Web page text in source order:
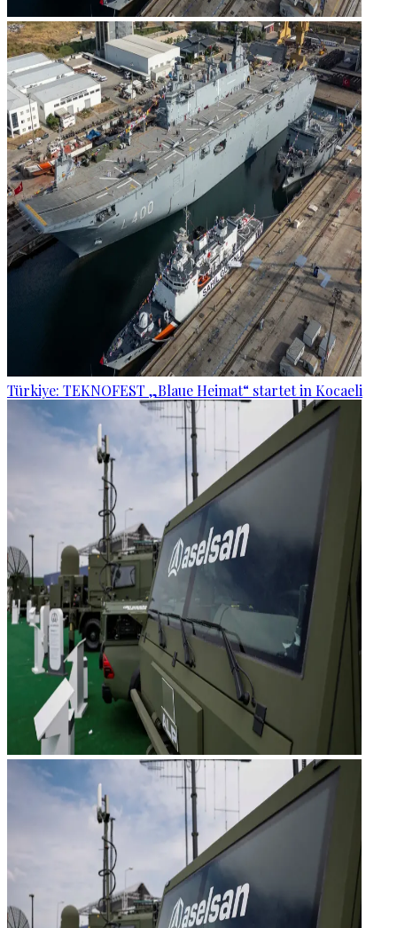
Türkiye: TEKNOFEST „Blaue Heimat“ startet in Kocaeli